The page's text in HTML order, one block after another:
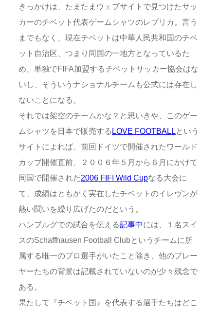
きっかけは、たまたまウェブサイトで見つけたサッ
カーのチベット代表ゲームシャツのレプリカ。言う
までもなく、現在チベットは中華人民共和国のチベ
ット自治区、つまり同国の一地方となっているた
め、単独でFIFA加盟するチベットサッカー協会はな
いし、そういうナショナルチームも公式には存在し
ないことになる。
それでは架空のチームかな？と思いきや、このゲー
ムシャツを日本で販売するLOVE FOOTBALL という
サイトによれば、前回ドイツで開催されたワールド
カップ開催直前、２００６年５月から６月にかけて
同国で開催された2006 FIFI Wild Cupなる大会に
て、成績はともかく実在したチベットのイレヴンが
熱い闘いを繰り広げたのだという。
ハンブルグでの試合を伝える記事中には、１名スイ
スのSchaffhausen Football Clubというチームに所
属する唯一のプロ選手がいたこと除き、他のプレー
ヤーたちの背景は記載されていないのが少々残念で
ある。
果たして『チベット国』を代表する選手たちはどこ